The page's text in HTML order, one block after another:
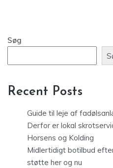
Søg
Recent Posts
Guide til leje af
Derfor er lokal
Horsens og Kolding
Midlertidigt botilbud
støtte her og nu